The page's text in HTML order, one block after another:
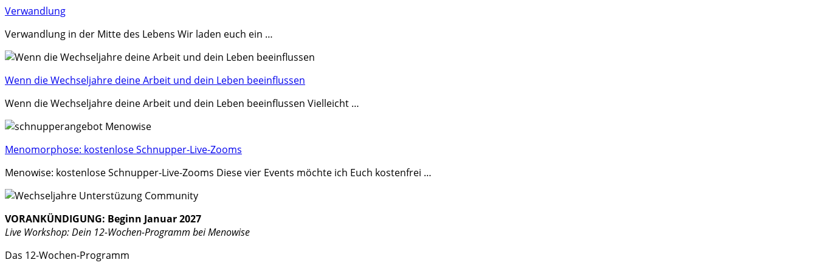
Verwandlung
Verwandlung in der Mitte des Lebens Wir laden euch ein …
Wenn die Wechseljahre deine Arbeit und dein Leben beeinflussen
Wenn die Wechseljahre deine Arbeit und dein Leben beeinflussen Vielleicht …
Menomorphose: kostenlose Schnupper-Live-Zooms
Menowise: kostenlose Schnupper-Live-Zooms Diese vier Events möchte ich Euch kostenfrei …
VORANKÜNDIGUNG: Beginn Januar 2027
Live Workshop: Dein 12-Wochen-Programm bei Menowise
Das 12-Wochen-Programm